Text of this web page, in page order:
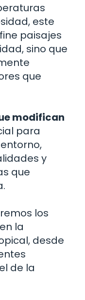
este
paisajes
sino que
que
modifican
para
y
que
los
la
desde
de la